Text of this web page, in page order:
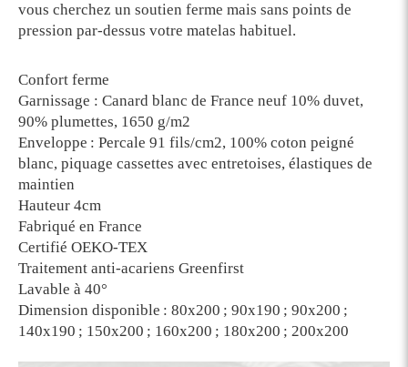
vous cherchez un soutien ferme mais sans points de
pression par-dessus votre matelas habituel.
Confort ferme
Garnissage : Canard blanc de France neuf 10% duvet,
90% plumettes, 1650 g/m2
Enveloppe : Percale 91 fils/cm2, 100% coton peigné
blanc, piquage cassettes avec entretoises, élastiques de
maintien
Hauteur 4cm
Fabriqué en France
Certifié OEKO-TEX
Traitement anti-acariens Greenfirst
Lavable à 40°
Dimension disponible : 80x200 ; 90x190 ; 90x200 ;
140x190 ; 150x200 ; 160x200 ; 180x200 ; 200x200